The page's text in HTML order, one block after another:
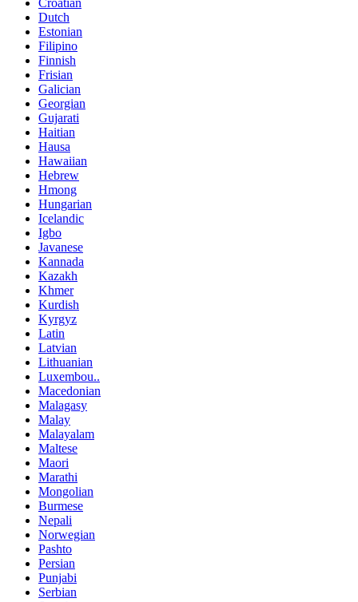
Croatian
Dutch
Estonian
Filipino
Finnish
Frisian
Galician
Georgian
Gujarati
Haitian
Hausa
Hawaiian
Hebrew
Hmong
Hungarian
Icelandic
Igbo
Javanese
Kannada
Kazakh
Khmer
Kurdish
Kyrgyz
Latin
Latvian
Lithuanian
Luxembou..
Macedonian
Malagasy
Malay
Malayalam
Maltese
Maori
Marathi
Mongolian
Burmese
Nepali
Norwegian
Pashto
Persian
Punjabi
Serbian